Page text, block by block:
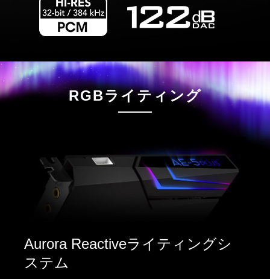
RGBライティング
Aurora Reactiveライティングシ
ステム